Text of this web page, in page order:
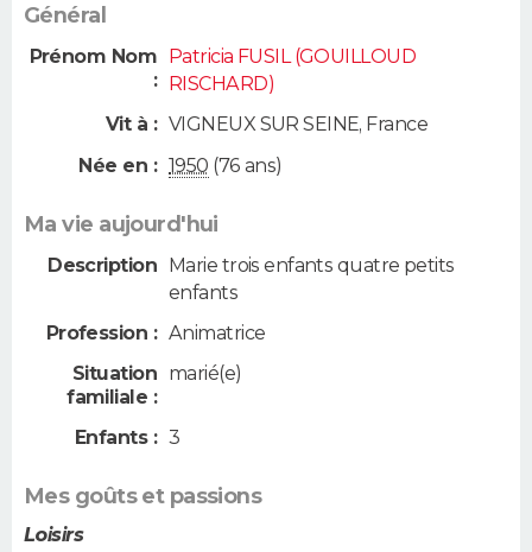
Général
Prénom Nom
:
Patricia FUSIL (GOUILLOUD
RISCHARD)
Vit à : VIGNEUX SUR SEINE, France
Née en : 1950 (76 ans)
Ma vie aujourd'hui
Description Marie trois enfants quatre petits
enfants
Profession : Animatrice
Situation
familiale :
marié(e)
Enfants : 3
Mes goûts et passions
Loisirs